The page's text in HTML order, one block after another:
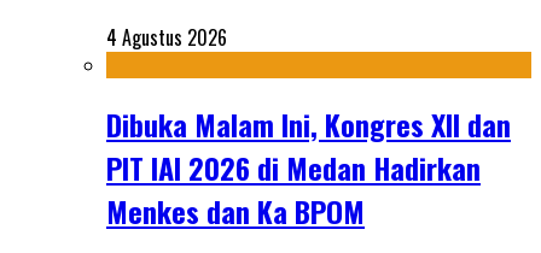
4 Agustus 2026
Dibuka Malam Ini, Kongres XII dan
PIT IAI 2026 di Medan Hadirkan
Menkes dan Ka BPOM